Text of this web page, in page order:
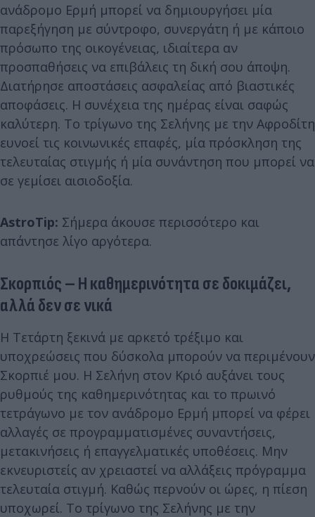
ανάδρομο Ερμή μπορεί να δημιουργήσει μία
παρεξήγηση με σύντροφο, συνεργάτη ή με κάποιο
πρόσωπο της οικογένειας, ιδιαίτερα αν
προσπαθήσεις να επιβάλεις τη δική σου άποψη.
Διατήρησε αποστάσεις ασφαλείας από βιαστικές
αποφάσεις. Η συνέχεια της ημέρας είναι σαφώς
καλύτερη. Το τρίγωνο της Σελήνης με την Αφροδίτη
ευνοεί τις κοινωνικές επαφές, μία πρόσκληση της
τελευταίας στιγμής ή μία συνάντηση που μπορεί να
σε γεμίσει αισιοδοξία.
AstroTip: Σήμερα άκουσε περισσότερο και
απάντησε λίγο αργότερα.
Σκορπιός – Η καθημερινότητα σε δοκιμάζει,
αλλά δεν σε νικά
Η Τετάρτη ξεκινά με αρκετό τρέξιμο και
υποχρεώσεις που δύσκολα μπορούν να περιμένουν
Σκορπιέ μου. Η Σελήνη στον Κριό αυξάνει τους
ρυθμούς της καθημερινότητας και το πρωινό
τετράγωνο με τον ανάδρομο Ερμή μπορεί να φέρει
αλλαγές σε προγραμματισμένες συναντήσεις,
μετακινήσεις ή επαγγελματικές υποθέσεις. Μην
εκνευριστείς αν χρειαστεί να αλλάξεις πρόγραμμα
τελευταία στιγμή. Καθώς περνούν οι ώρες, η πίεση
υποχωρεί. Το τρίγωνο της Σελήνης με την